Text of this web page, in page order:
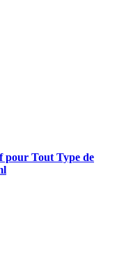
pour Tout Type de